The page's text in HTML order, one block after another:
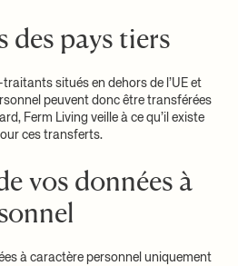
des pays tiers
situés en dehors de l’UE et
peuvent donc être transférées
Ferm Living veille à ce qu’il existe
ces transferts.
vos données à
à caractère personnel uniquement